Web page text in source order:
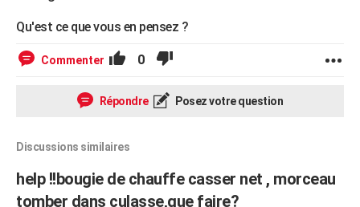
Qu'est ce que vous en pensez ?
Commenter 0
Répondre Posez votre question
Discussions similaires
help !!bougie de chauffe casser net , morceau
tomber dans culasse,que faire?